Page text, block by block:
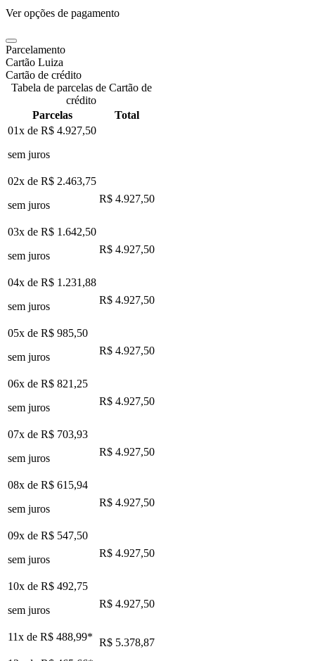
Ver opções de pagamento
Parcelamento
Cartão Luiza
Cartão de crédito
Tabela de parcelas de Cartão de
crédito
Parcelas
Total
01x de R$ 4.927,50
sem juros
02x de R$ 2.463,75
sem juros
R$ 4.927,50
03x de R$ 1.642,50
sem juros
R$ 4.927,50
04x de R$ 1.231,88
sem juros
R$ 4.927,50
05x de R$ 985,50
sem juros
R$ 4.927,50
06x de R$ 821,25
sem juros
R$ 4.927,50
07x de R$ 703,93
sem juros
R$ 4.927,50
08x de R$ 615,94
sem juros
R$ 4.927,50
09x de R$ 547,50
sem juros
R$ 4.927,50
10x de R$ 492,75
sem juros
R$ 4.927,50
11x de R$ 488,99* R$ 5.378,87